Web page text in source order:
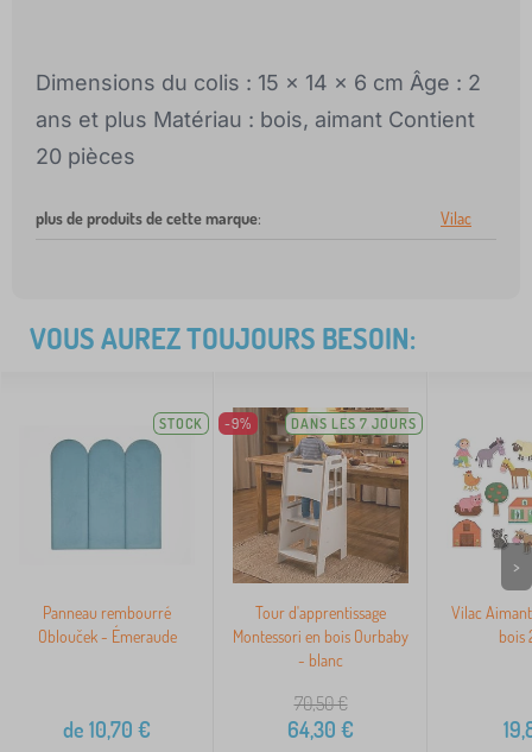
Dimensions du colis : 15 x 14 x 6 cm Âge : 2
ans et plus Matériau : bois, aimant Contient
20 pièces
plus de produits de cette marque: Vilac
VOUS AUREZ TOUJOURS BESOIN:
STOCK
Panneau rembourré
Oblouček - Émeraude
de 10,70 €
-9% DANS LES 7 JOURS
Tour d'apprentissage
Montessori en bois Ourbaby
- blanc
70,50€
64,30 €
Vilac
bois
>